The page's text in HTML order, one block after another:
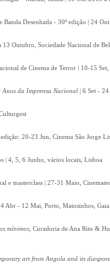
Desenhada - 30ª edição | 24
Outubro, Sociedade Nacional de
de Cinema de Terror | 10-15
da Imprensa Nacional | 6 Set -
20-23 Jun, Cinema São Jorge
| 4, 5, 6 Junho, vários locais, Lisboa
e masterclass | 27-31 Maio,
Abr - 12 Mai, Porto, Matosinhos, Gaia
mínimos , Curadoria de Ana Rito &
art from Angola and its